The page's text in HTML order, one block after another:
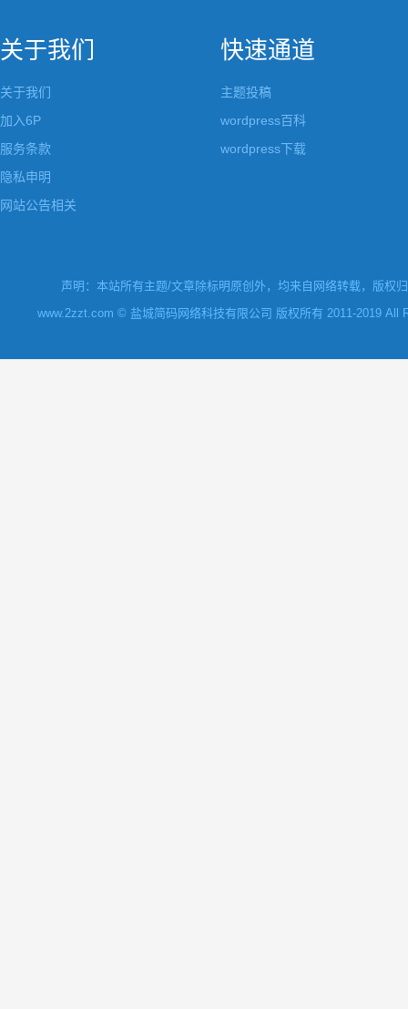
关于我们
关于我们
加入6P
服务条款
隐私申明
网站公告相关
快速通道
主题投稿
wordpress百科
wordpress下载
声明：本站所有主题/文章除标明原创外，均来自网络转载，版权
www.2zzt.com © 盐城简码网络科技有限公司 版权所有 2011-2019